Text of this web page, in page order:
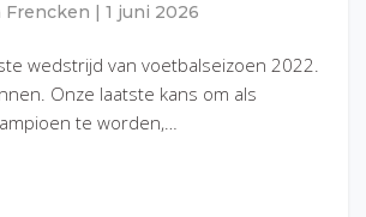
Frencken 1 juni 2026
wedstrijd van voetbalseizoen 2022.
Onze laatste kans om als
te worden,…